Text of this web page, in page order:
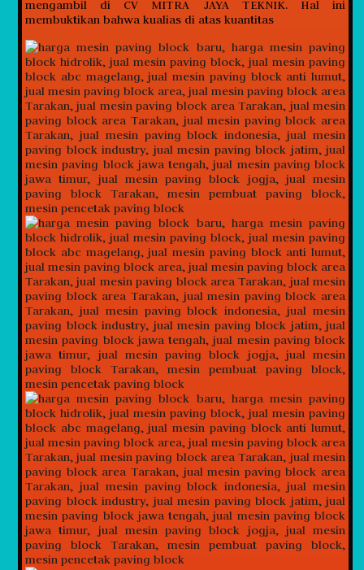
mengambil di CV MITRA JAYA TEKNIK. Hal ini
membuktikan bahwa kualias di atas kuantitas